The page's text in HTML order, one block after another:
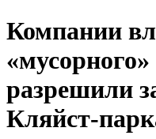
Компании
«мусорного»
разрешили
Кляйст-